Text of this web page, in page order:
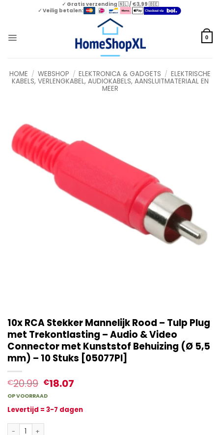
✓ Gratis verzending 🇳🇱 / €3,99 🇧🇪
✓ Veilig betalen:
0
HOME / WEBSHOP / ELEKTRONICA & GADGETS / ELEKTRISCHE
KABELS, VERLENGKABEL, AUDIOKABELS, AANSLUITMATERIAAL EN
MEER
10x RCA Stekker Mannelijk Rood – Tulp Plug
met Trekontlasting – Audio & Video
Connector met Kunststof Behuizing (Ø 5,5
mm) – 10 Stuks [05077PI]
€20.99 €18.07
OP VOORRAAD
Levertijd = 3-7 dagen
10x RCA Stekker Mannelijk Rood – Tulp Plug met